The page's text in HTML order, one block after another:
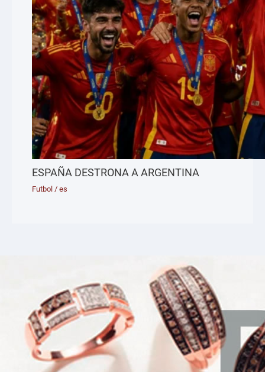
ESPAÑA DESTRONA A ARGENTINA
Futbol /es